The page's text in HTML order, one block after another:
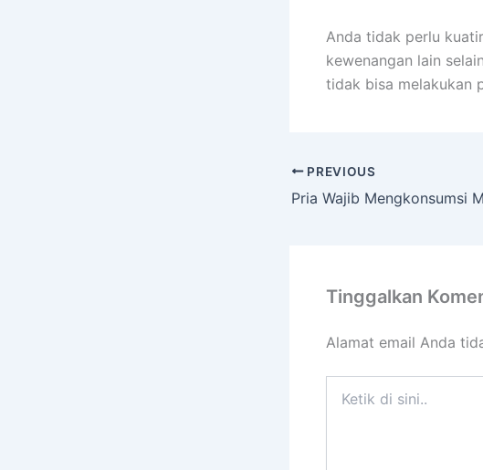
Anda tidak perlu
kewenangan lain
tidak bisa melakukan
PREVIOUS
Tinggalkan
Alamat email Anda